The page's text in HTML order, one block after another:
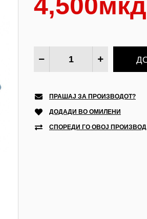
ПРАШАЈ ЗА ПРОИЗВОДОТ?
ДОДАДИ ВО ОМИЛЕНИ
СПОРЕДИ ГО ОВОЈ ПРОИЗВОД